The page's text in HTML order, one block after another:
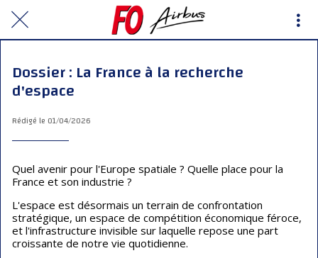
Dossier : La France à la recherche
d'espace
Rédigé le 01/04/2026
Quel avenir pour l'Europe spatiale ? Quelle place pour la
France et son industrie ?
L'espace est désormais un terrain de confrontation
stratégique, un espace de compétition économique féroce,
et l'infrastructure invisible sur laquelle repose une part
croissante de notre vie quotidienne.